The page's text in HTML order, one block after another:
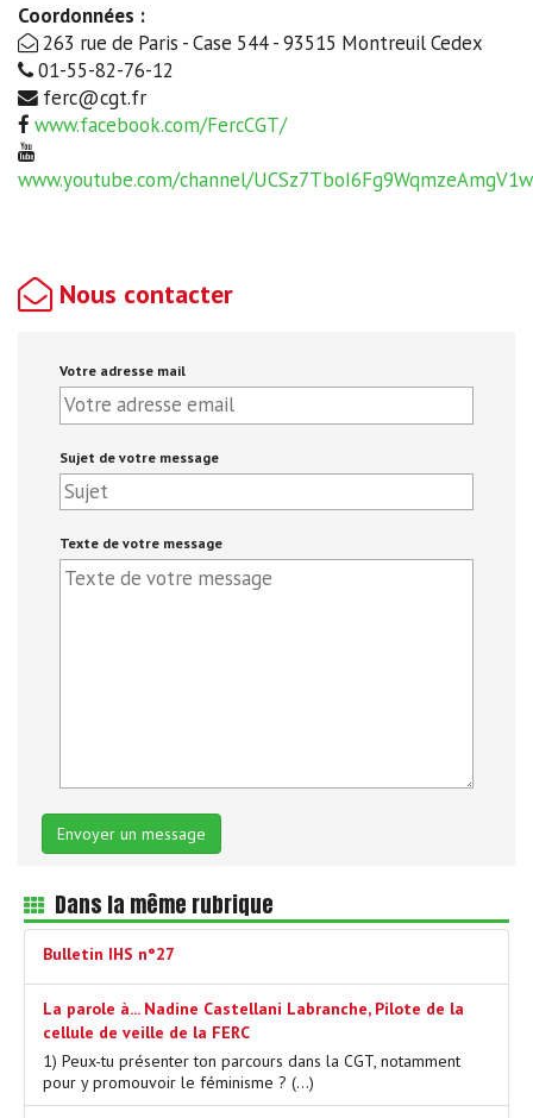
Coordonnées :
263 rue de Paris - Case 544 - 93515 Montreuil Cedex
01-55-82-76-12
ferc@cgt.fr
www.facebook.com/FercCGT/
www.youtube.com/channel/UCSz7TboI6Fg9WqmzeAmgV1w
Nous contacter
Votre adresse mail
Sujet de votre message
Texte de votre message
Dans la même rubrique
Bulletin IHS n°27
La parole à... Nadine Castellani Labranche, Pilote de la
cellule de veille de la FERC
1) Peux-tu présenter ton parcours dans la CGT, notamment
pour y promouvoir le féminisme ? (…)